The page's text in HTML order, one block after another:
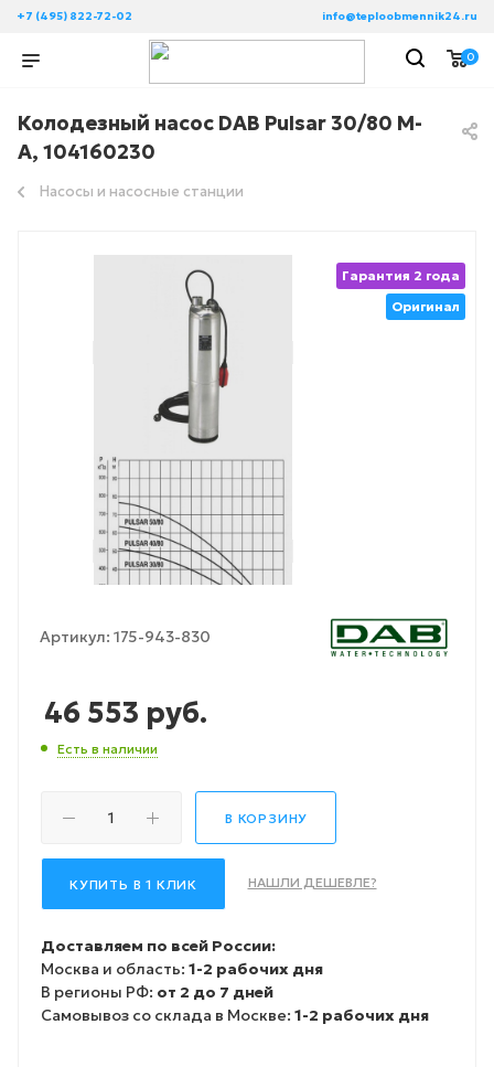
+7 (495) 822-72-02 info@teploobmennik24.ru
0
Колодезный насос DAB Pulsar 30/80 M-
A, 104160230
Насосы и насосные станции
Гарантия 2 года
Оригинал
Артикул: 175-943-830
46 553 руб.
Есть в наличии
В КОРЗИНУ
КУПИТЬ В 1 КЛИК НАШЛИ ДЕШЕВЛЕ?
Доставляем по всей России:
Москва и область: 1-2 рабочих дня
В регионы РФ: от 2 до 7 дней
Самовывоз со склада в Москве: 1-2 рабочих дня